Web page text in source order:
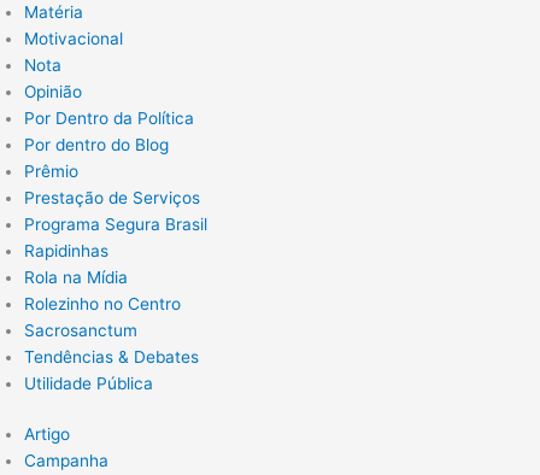
Matéria
Motivacional
Nota
Opinião
Por Dentro da Política
Por dentro do Blog
Prêmio
Prestação de Serviços
Programa Segura Brasil
Rapidinhas
Rola na Mídia
Rolezinho no Centro
Sacrosanctum
Tendências & Debates
Utilidade Pública
Artigo
Campanha